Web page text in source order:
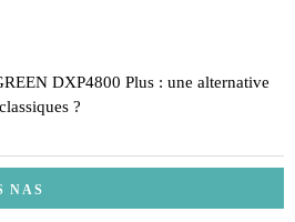
DXP4800 Plus : une alternative
?
NAS